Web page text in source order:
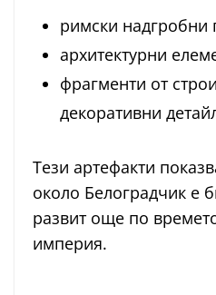
римски надгробни
архитектурни
фрагменти от
декоративни
Тези артефакти
около Белоградчик е
развит още по
империя.